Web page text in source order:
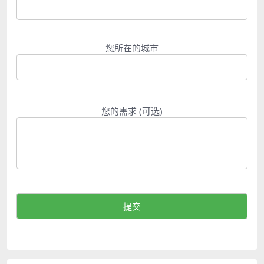
您所在的城市
您的需求 (可选)